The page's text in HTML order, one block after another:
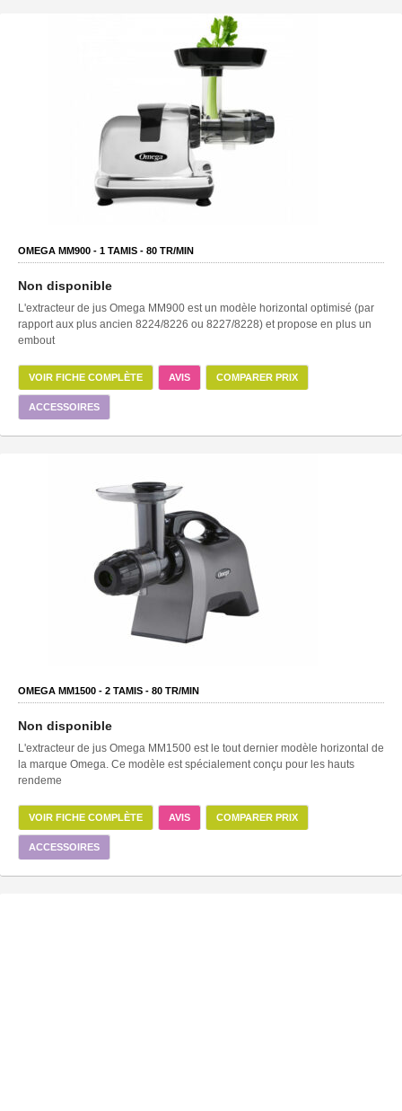
OMEGA MM900 - 1 TAMIS - 80 TR/MIN
Non disponible
L'extracteur de jus Omega MM900 est un modèle horizontal optimisé (par
rapport aux plus ancien 8224/8226 ou 8227/8228) et propose en plus un
embout
VOIR FICHE COMPLÈTE AVIS COMPARER PRIX
ACCESSOIRES
OMEGA MM1500 - 2 TAMIS - 80 TR/MIN
Non disponible
L'extracteur de jus Omega MM1500 est le tout dernier modèle horizontal de
la marque Omega. Ce modèle est spécialement conçu pour les hauts
rendeme
VOIR FICHE COMPLÈTE AVIS COMPARER PRIX
ACCESSOIRES